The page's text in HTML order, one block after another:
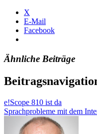
X
E-Mail
Facebook
Ähnliche Beiträge
e!Scope 810 ist da
Sprachprobleme mit dem